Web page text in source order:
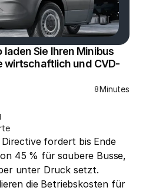
laden Sie Ihren Minibus
wirtschaftlich und CVD-
8Minutes
Directive fordert bis Ende
45 % für saubere Busse,
unter Druck setzt.
die Betriebskosten für